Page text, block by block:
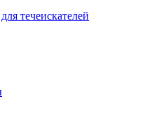
течеискателей